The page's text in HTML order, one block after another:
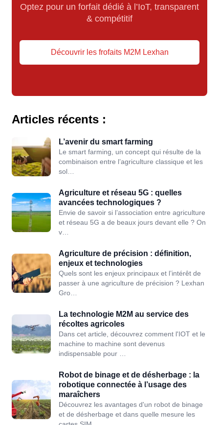
Optez pour un forfait dédié à l’IoT, transparent
& compétitif
Découvrir les frofaits M2M Lexhan
Articles récents :
L’avenir du smart farming
Le smart farming, un concept qui résulte de la
combinaison entre l’agriculture classique et les
sol…
Agriculture et réseau 5G : quelles
avancées technologiques ?
Envie de savoir si l’association entre agriculture
et réseau 5G a de beaux jours devant elle ? On
v…
Agriculture de précision : définition,
enjeux et technologies
Quels sont les enjeux principaux et l’intérêt de
passer à une agriculture de précision ? Lexhan
Gro…
La technologie M2M au service des
récoltes agricoles
Dans cet article, découvrez comment l'IOT et le
machine to machine sont devenus
indispensable pour …
Robot de binage et de désherbage : la
robotique connectée à l’usage des
maraîchers
Découvrez les avantages d'un robot de binage
et de désherbage et dans quelle mesure les